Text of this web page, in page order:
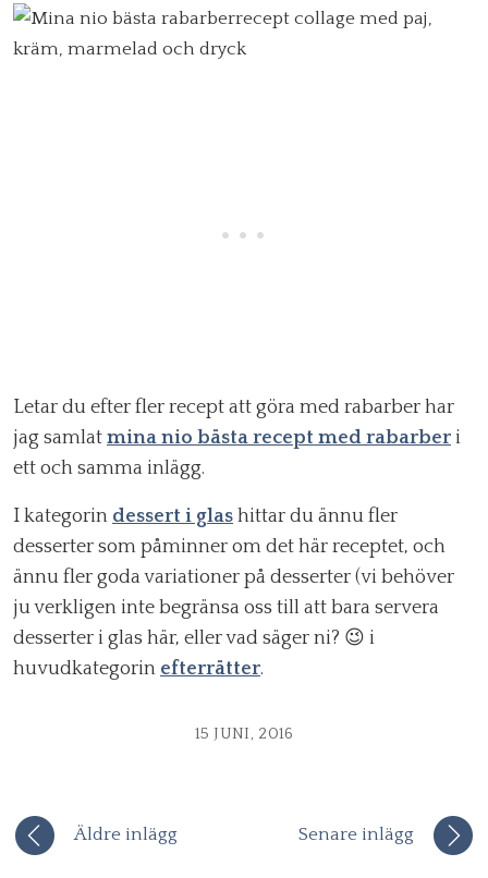
Letar du efter fler recept att göra med rabarber har
jag samlat mina nio bästa recept med rabarber i
ett och samma inlägg.
I kategorin dessert i glas hittar du ännu fler
desserter som påminner om det här receptet, och
ännu fler goda variationer på desserter (vi behöver
ju verkligen inte begränsa oss till att bara servera
desserter i glas här, eller vad säger ni? 😉 i
huvudkategorin efterrätter.
15 JUNI, 2016
Äldre inlägg Senare inlägg